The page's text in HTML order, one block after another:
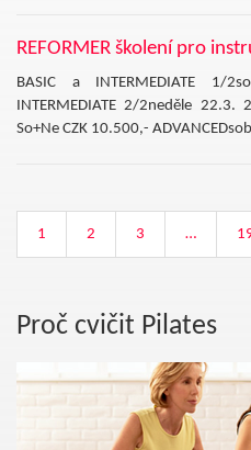
REFORMER školení pro
BASIC a INTERMEDIATE 1/
INTERMEDIATE 2/2neděle
So+Ne CZK 10.500,-
1 2 3 …
Proč cvičit Pilates